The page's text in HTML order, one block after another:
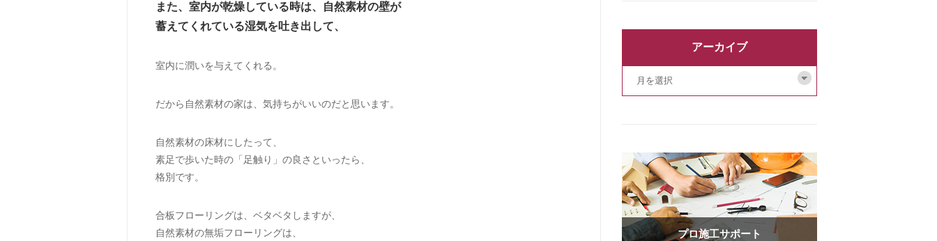
また、室内が乾燥している時は、自然素材の壁が
蓄えてくれている湿気を吐き出して、
室内に潤いを与えてくれる。
だから自然素材の家は、気持ちがいいのだと思います。
自然素材の床材にしたって、
素足で歩いた時の「足触り」の良さといったら、
格別です。
合板フローリングは、ベタベタしますが、
自然素材の無垢フローリングは、
アーカイブ
プロ施工サポート